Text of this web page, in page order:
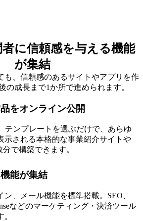
に信頼感を与える機能
が集結
も、信頼感のあるサイトやアプリを作
の成長まで1か所で進められます。
をオンライン公開
テンプレートを選ぶだけで、あらゆ
示される本格的な事業紹介サイトや
で構築できます。
能が集結
、メール機能を標準搭載。SEO、
などのマーケティング・決済ツール